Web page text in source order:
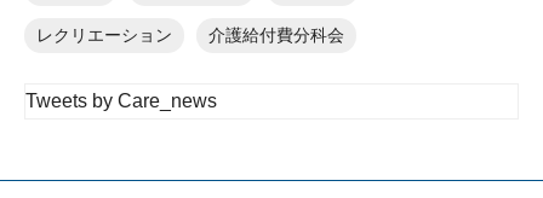
レクリエーション 介護給付費分科会
Tweets by Care_news